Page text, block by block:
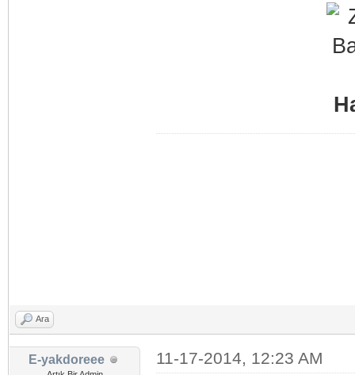
Ara
E-yakdoreee 11-17-2014, 12:23 AM